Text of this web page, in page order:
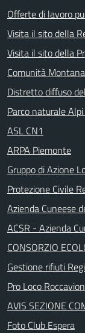
Offerte di lavoro
Visita il sito della
Visita il sito della
Comunità
Distretto diffuso
Parco naturale
ASL CN1
ARPA Piemonte
Gruppo di Azione
Protezione Civile
Azienda Cuneese
ACSR - Azienda
CONSORZIO
Gestione rifiuti
Pro Loco
AVIS SEZIONE
Foto Club Espera